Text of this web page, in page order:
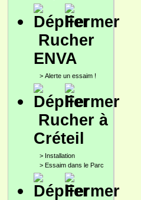
Rucher
ENVA
> Alerte un essaim !
Rucher à
Créteil
> Installation
> Essaim dans le Parc